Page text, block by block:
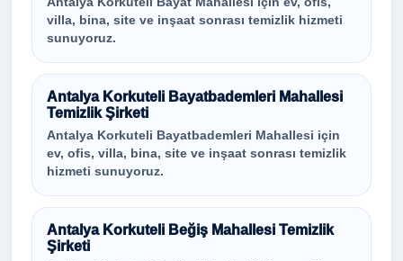
villa, bina, site ve inşaat sonrası temizlik hizmeti
sunuyoruz.
Antalya Korkuteli Bayatbademleri Mahallesi
Temizlik Şirketi
Antalya Korkuteli Bayatbademleri Mahallesi için
ev, ofis, villa, bina, site ve inşaat sonrası temizlik
hizmeti sunuyoruz.
Antalya Korkuteli Beğiş Mahallesi Temizlik
Şirketi